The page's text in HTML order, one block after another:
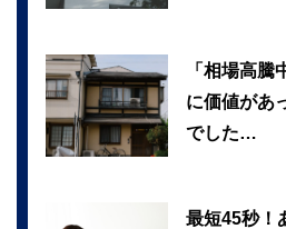
「相場高騰
に価値があ
でした…
最短45秒！